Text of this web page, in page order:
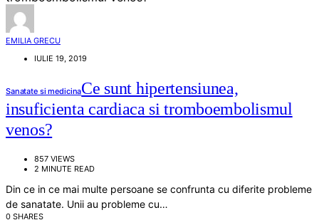
EMILIA GRECU
IULIE 19, 2019
Sanatate si medicinaCe sunt hipertensiunea,
insuficienta cardiaca si tromboembolismul
venos?
857 VIEWS
2 MINUTE READ
Din ce in ce mai multe persoane se confrunta cu diferite probleme
de sanatate. Unii au probleme cu…
0 SHARES